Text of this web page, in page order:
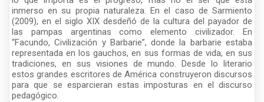
inmerso en su propia naturaleza. En el caso de Sarmiento
(2009), en el siglo XIX desdeñó de la cultura del payador de
las pampas argentinas como elemento civilizador. En
“Facundo, Civilización y Barbarie”, donde la barbarie estaba
representada en los gauchos, en sus formas de vida, en sus
tradiciones, en sus visiones de mundo. Desde lo literario
estos grandes escritores de América construyeron discursos
para que se esparcieran estas imposturas en el discurso
pedagógico.